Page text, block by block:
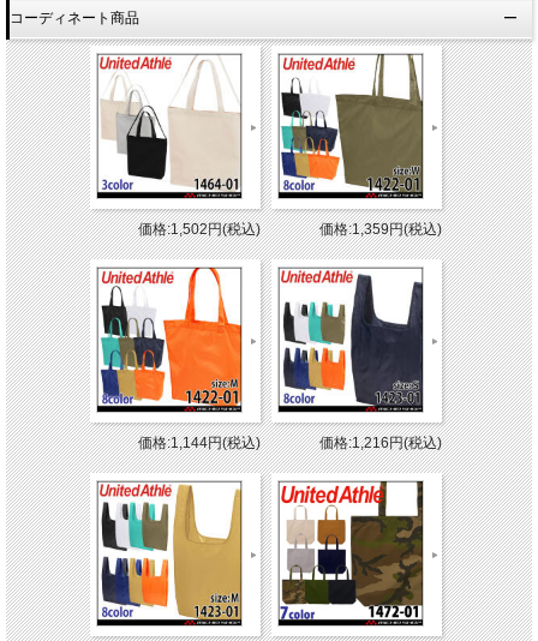
コーディネート商品
価格:1,502円(税込) 価格:1,359円(税込)
価格:1,144円(税込) 価格:1,216円(税込)